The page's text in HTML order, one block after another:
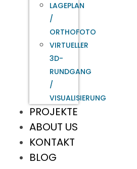
LAGEPLAN
/
ORTHOFOTO
VIRTUELLER
3D-
RUNDGANG
/
VISUALISIERUNG
PROJEKTE
ABOUT US
KONTAKT
BLOG